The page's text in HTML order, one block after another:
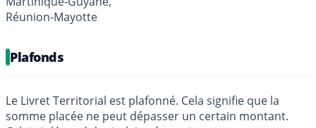
Réunion-Mayotte
Plafonds
Le Livret Territorial est plafonné. Cela signifie que la
somme placée ne peut dépasser un certain montant.